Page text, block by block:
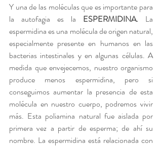
Y una de las moléculas que es importante para
la autofagia es la ESPERMIDINA. La
espermidina es una molécula de origen natural,
especialmente presente en humanos en las
bacterias intestinales y en algunas células. A
medida que envejecemos, nuestro organismo
produce menos espermidina, pero si
conseguimos aumentar la presencia de esta
molécula en nuestro cuerpo, podremos vivir
más. Esta poliamina natural fue aislada por
primera vez a partir de esperma; de ahí su
nombre. La espermidina está relacionada con